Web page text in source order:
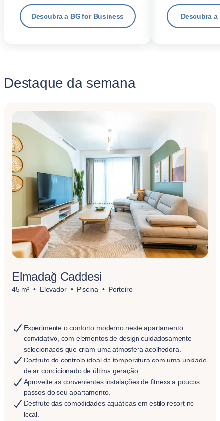
Descubra a BG for Business Descubra
Destaque da semana
Elmadağ Caddesi
45 m² Elevador Piscina Porteiro
Experimente o conforto moderno neste apartamento
convidativo, com elementos de design cuidadosamente
selecionados que criam uma atmosfera acolhedora.
Desfrute do controle ideal da temperatura com uma unidade
de ar condicionado de última geração.
Aproveite as convenientes instalações de fitness a poucos
passos do seu apartamento.
Desfrute das comodidades aquáticas em estilo resort no
local.